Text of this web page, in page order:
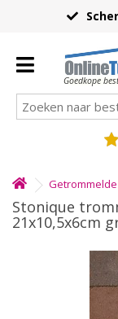
Goedkope
Stonique
21x10,5x6cm